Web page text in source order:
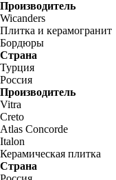
Производитель
Wicanders
Плитка и керамогранит
Бордюры
Страна
Турция
Россия
Производитель
Vitra
Creto
Atlas Concorde
Italon
Керамическая плитка
Страна